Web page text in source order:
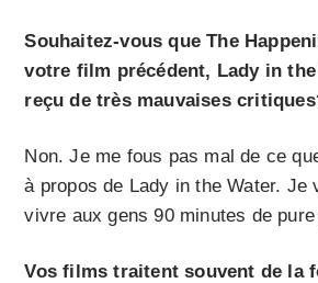
Souhaitez-vous que The
votre film précédent, Lady in
reçu de très mauvaises
Non. Je me fous pas mal de ce
à propos de Lady in the Water. Je
vivre aux gens 90 minutes de
Vos films traitent souvent de la